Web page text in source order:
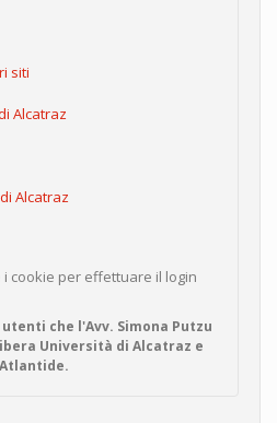
siti
Alcatraz
Alcatraz
cookie per effettuare il login
che l'Avv. Simona Putzu
Università di Alcatraz e